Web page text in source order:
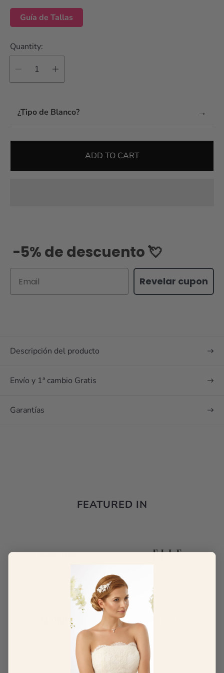
Guía de Tallas
Quantity:
¿Tipo de Blanco? →
ADD TO CART
-5% de descuento 💘
Revelar cupon
Descripción del producto
Envío y 1ª cambio Gratis
Garantías
FEATURED IN